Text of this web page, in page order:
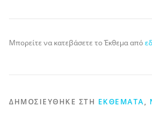
Μπορείτε να κατεβάσετε το Έκθεμα από
ΔΗΜΟΣΙΕΎΘΗΚΕ ΣΤΗ ΕΚΘΈΜΑΤΑ,